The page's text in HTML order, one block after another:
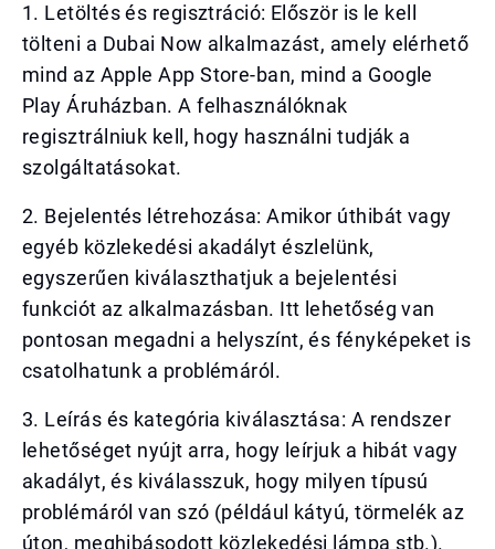
1. Letöltés és regisztráció: Először is le kell
tölteni a Dubai Now alkalmazást, amely elérhető
mind az Apple App Store-ban, mind a Google
Play Áruházban. A felhasználóknak
regisztrálniuk kell, hogy használni tudják a
szolgáltatásokat.
2. Bejelentés létrehozása: Amikor úthibát vagy
egyéb közlekedési akadályt észlelünk,
egyszerűen kiválaszthatjuk a bejelentési
funkciót az alkalmazásban. Itt lehetőség van
pontosan megadni a helyszínt, és fényképeket is
csatolhatunk a problémáról.
3. Leírás és kategória kiválasztása: A rendszer
lehetőséget nyújt arra, hogy leírjuk a hibát vagy
akadályt, és kiválasszuk, hogy milyen típusú
problémáról van szó (például kátyú, törmelék az
úton, meghibásodott közlekedési lámpa stb.).